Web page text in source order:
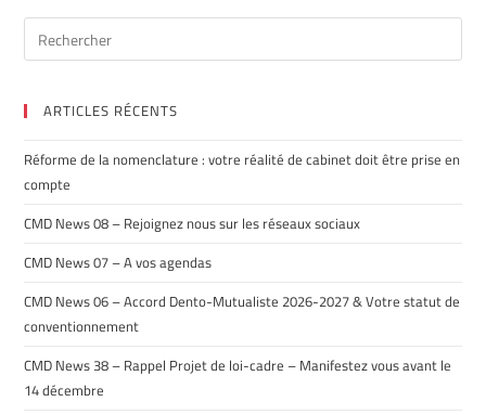
ARTICLES RÉCENTS
Réforme de la nomenclature : votre réalité de cabinet doit être prise en
compte
CMD News 08 – Rejoignez nous sur les réseaux sociaux
CMD News 07 – A vos agendas
CMD News 06 – Accord Dento-Mutualiste 2026-2027 & Votre statut de
conventionnement
CMD News 38 – Rappel Projet de loi-cadre – Manifestez vous avant le
14 décembre